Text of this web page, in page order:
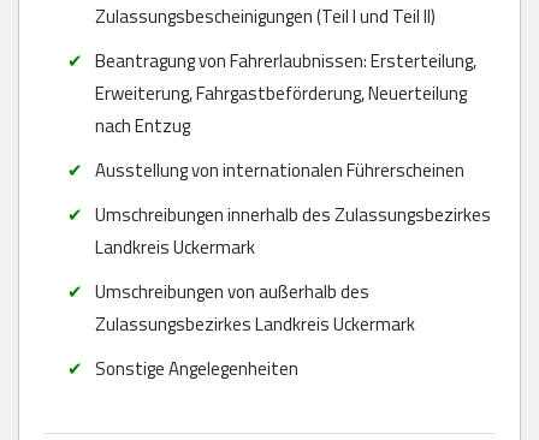
Zulassungsbescheinigungen (Teil I und Teil II)
Beantragung von Fahrerlaubnissen: Ersterteilung,
Erweiterung, Fahrgastbeförderung, Neuerteilung
nach Entzug
Ausstellung von internationalen Führerscheinen
Umschreibungen innerhalb des Zulassungsbezirkes
Landkreis Uckermark
Umschreibungen von außerhalb des
Zulassungsbezirkes Landkreis Uckermark
Sonstige Angelegenheiten